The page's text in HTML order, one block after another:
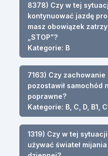
8378) Czy w tej
kontynuować jazdę
masz obowiązek
„STOP”?
Kategorie: B
7163) Czy
pozostawił samochód
poprawne?
Kategorie: B, C, D, B1,
1319) Czy w tej
używać świateł